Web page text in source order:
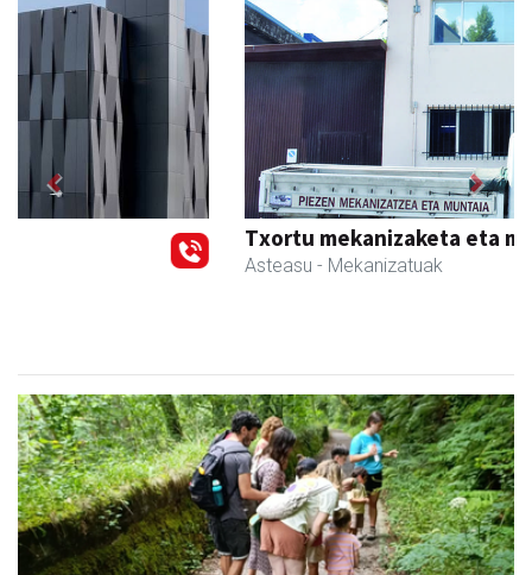
Txortu mekanizaketa eta muntaketa
- Mekanizatuak
Previous Next